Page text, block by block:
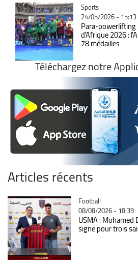
Catégorie
Sports
24/05/2026 - 15:13
Para-
d'Afrique 2026 :
78 médailles
Téléchargez notre
Articles récents
Catégorie
Football
08/08/2026 - 18:39
USMA : Mohamed
signe pour trois